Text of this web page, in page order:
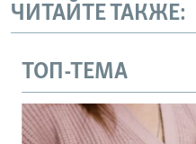
ЧИТАЙТЕ ТАКЖЕ:
ТОП-ТЕМА